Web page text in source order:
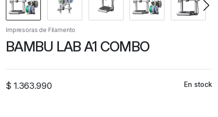
Impresoras de Filamento
BAMBU LAB A1 COMBO
$ 1.363.990 En stock